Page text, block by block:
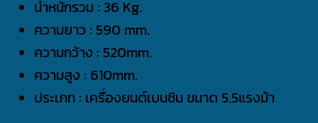
น้ำหนักรวม : 36 Kg.
ความยาว : 590 mm.
ความกว้าง : 520mm.
ความสูง : 610mm.
ประเภท : เครื่องยนต์เบนซิน ขนาด 5.5แรงม้า